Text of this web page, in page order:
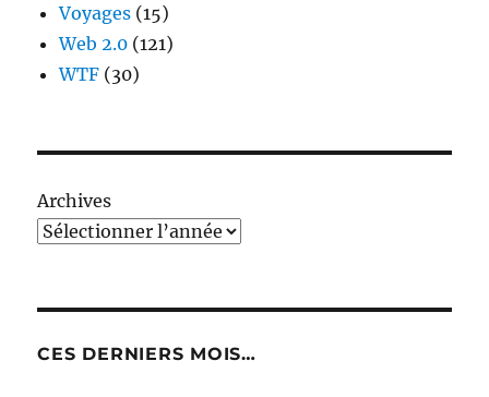
Voyages (15)
Web 2.0 (121)
WTF (30)
Archives
CES DERNIERS MOIS…